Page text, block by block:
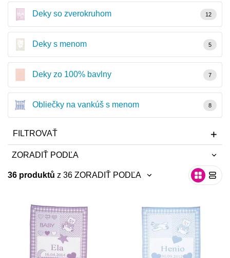
Misky, príbory
Skladovanie potravín
Detské nože a krájače
Deky so zverokruhom 12
Deky s menom 5
Deky zo 100% bavlny 7
Obliečky na vankúš s menom 8
FILTROVAŤ
ZORADIŤ PODĽA
neradiť
abecedne A-Z
abecedne Z-A
od najlacnejšie
36 produktů z 36 ZORADIŤ PODĽA
najnovšie
abecedne A-Z
abecedne Z-A